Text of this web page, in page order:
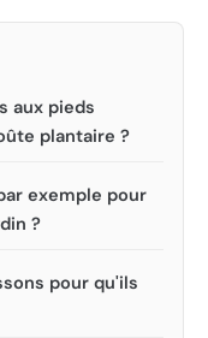
aux pieds
plantaire ?
exemple pour
?
pour qu'ils